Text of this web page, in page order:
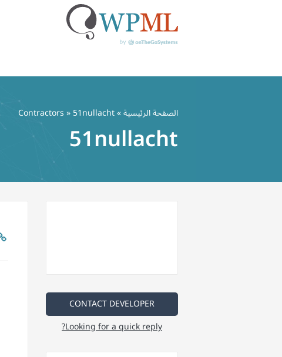
الصفحة الرئيسية»
Contractors» 51nullacht
51nullacht
CONTACT DEVELOPER
Looking for a quick reply?